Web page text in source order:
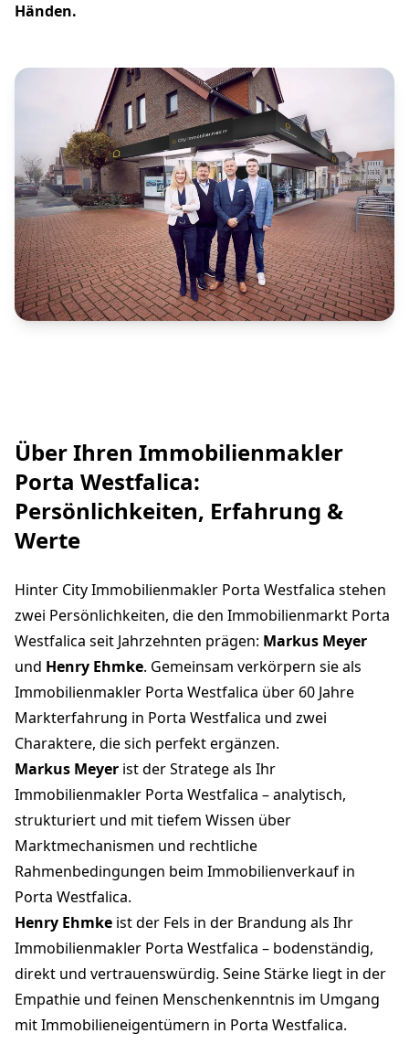
Händen.
Über Ihren Immobilienmakler
Porta Westfalica:
Persönlichkeiten, Erfahrung &
Werte
Hinter City Immobilienmakler Porta Westfalica stehen
zwei Persönlichkeiten, die den Immobilienmarkt Porta
Westfalica seit Jahrzehnten prägen: Markus Meyer
und Henry Ehmke. Gemeinsam verkörpern sie als
Immobilienmakler Porta Westfalica über 60 Jahre
Markterfahrung in Porta Westfalica und zwei
Charaktere, die sich perfekt ergänzen.
Markus Meyer ist der Stratege als Ihr
Immobilienmakler Porta Westfalica – analytisch,
strukturiert und mit tiefem Wissen über
Marktmechanismen und rechtliche
Rahmenbedingungen beim Immobilienverkauf in
Porta Westfalica.
Henry Ehmke ist der Fels in der Brandung als Ihr
Immobilienmakler Porta Westfalica – bodenständig,
direkt und vertrauenswürdig. Seine Stärke liegt in der
Empathie und feinen Menschenkenntnis im Umgang
mit Immobilieneigentümern in Porta Westfalica.